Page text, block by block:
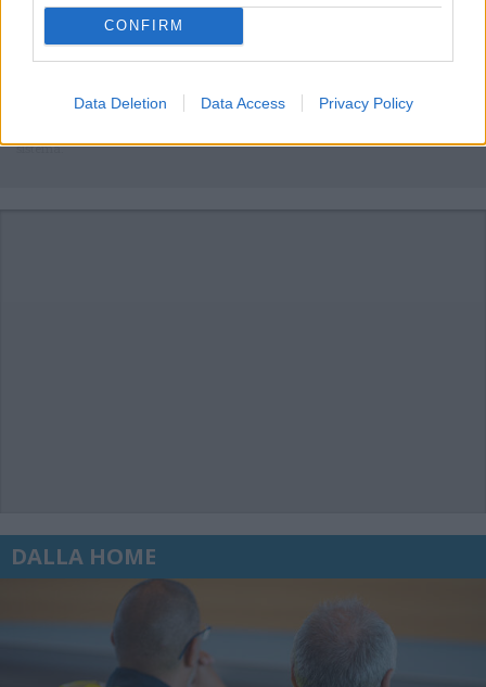
CONFIRM
Data Deletion Data Access Privacy Policy
Accedioregistrati
articolo.
di VareseNews.it, che rimane autonoma e indipendente. I messaggi inclusi nei
commenti non sono testi giornalistici, ma post inviati dai singoli lettori che
sistema.
DALLA HOME